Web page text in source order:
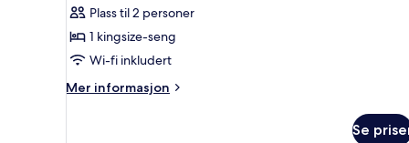
Plass til 2 personer
1 kingsize-seng
Wi-fi inkludert
Mer informasjon
Mer
Se